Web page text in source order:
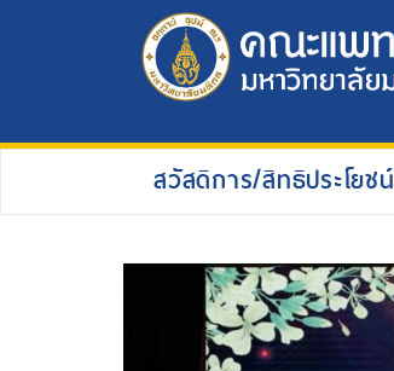
สวัสดิการ/สิทธิประโยชน์